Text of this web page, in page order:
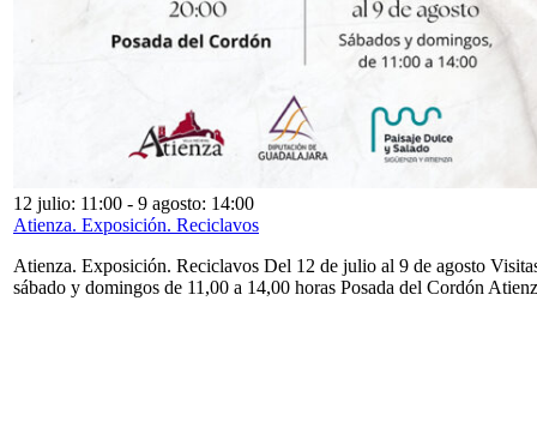
12 julio: 11:00 - 9 agosto: 14:00
Atienza. Exposición. Reciclavos
Atienza. Exposición. Reciclavos Del 12 de julio al 9 de agosto
sábado y domingos de 11,00 a 14,00 horas Posada del Cordón